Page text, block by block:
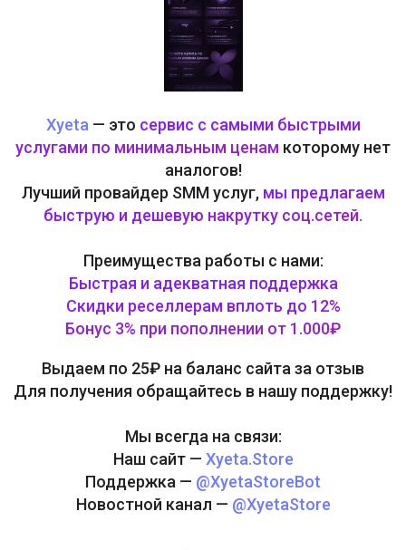
Xyeta — это сервис с самыми быстрыми
услугами по минимальным ценам которому нет
аналогов!
Лучший провайдер SMM услуг, мы предлагаем
быструю и дешевую накрутку соц.сетей.
Преимущества работы с нами:
Быстрая и адекватная поддержка
Скидки реселлерам вплоть до 12%
Бонус 3% при пополнении от 1.000₽
Выдаем по 25₽ на баланс сайта за отзыв
Для получения обращайтесь в нашу поддержку!
Мы всегда на связи:
Наш сайт — Xyeta.Store
Поддержка — @XyetaStoreBot
Новостной канал — @XyetaStore